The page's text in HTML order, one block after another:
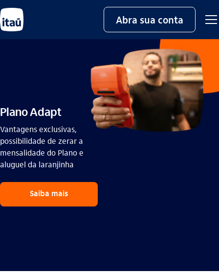
Abra sua conta
Plano Adapt
Vantagens exclusivas,
possibilidade de zerar a
mensalidade do Plano e
aluguel da laranjinha
Saiba mais